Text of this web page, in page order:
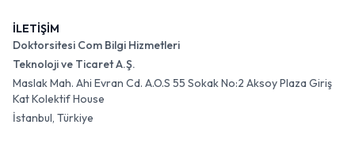
İLETİŞİM
Doktorsitesi Com Bilgi Hizmetleri
Teknoloji ve Ticaret A.Ş.
Maslak Mah. Ahi Evran Cd. A.O.S 55 Sokak No:2 Aksoy Plaza Giriş
Kat Kolektif House
İstanbul, Türkiye